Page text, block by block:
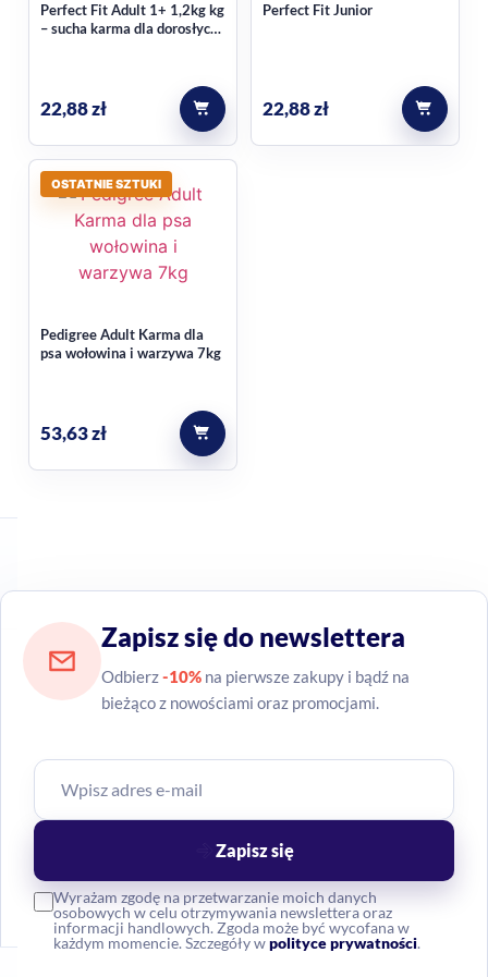
Perfect Fit Adult 1+ 1,2kg kg
– sucha karma dla dorosłych
22,88zł
Perfect Fit Junior
22,88zł
OSTATNIE SZTUKI
Pedigree Adult Karma dla
psa wołowina i warzywa 7kg
53,63zł
Zapisz się do newslettera
Odbierz-10% na pierwsze zakupy i bądź na
bieżąco z nowościami oraz promocjami.
Wyrażam zgodę na przetwarzanie moich danych
osobowych w celu otrzymywania newslettera oraz
informacji handlowych. Zgoda może być wycofana w
każdym momencie. Szczegóły wpolityce prywatności.
Zapisz się